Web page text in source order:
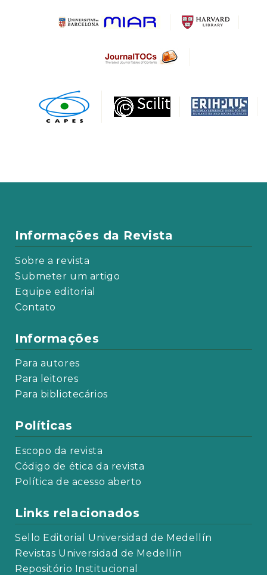
Informações da Revista
Sobre a revista
Submeter um artigo
Equipe editorial
Contato
Informações
Para autores
Para leitores
Para bibliotecários
Políticas
Escopo da revista
Código de ética da revista
Política de acesso aberto
Links relacionados
Sello Editorial Universidad de Medellín
Revistas Universidad de Medellín
Repositório Institucional